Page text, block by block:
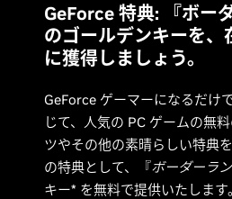
GeForce 特典: 『ボー
のゴールデンキーを、
に獲得しましょう。
GeForce ゲーマーになるだけで
じて、人気の PC ゲームの無
ツやその他の素晴らしい特典
の特典として、『ボーダーラ
キー* を無料で提供いたしま